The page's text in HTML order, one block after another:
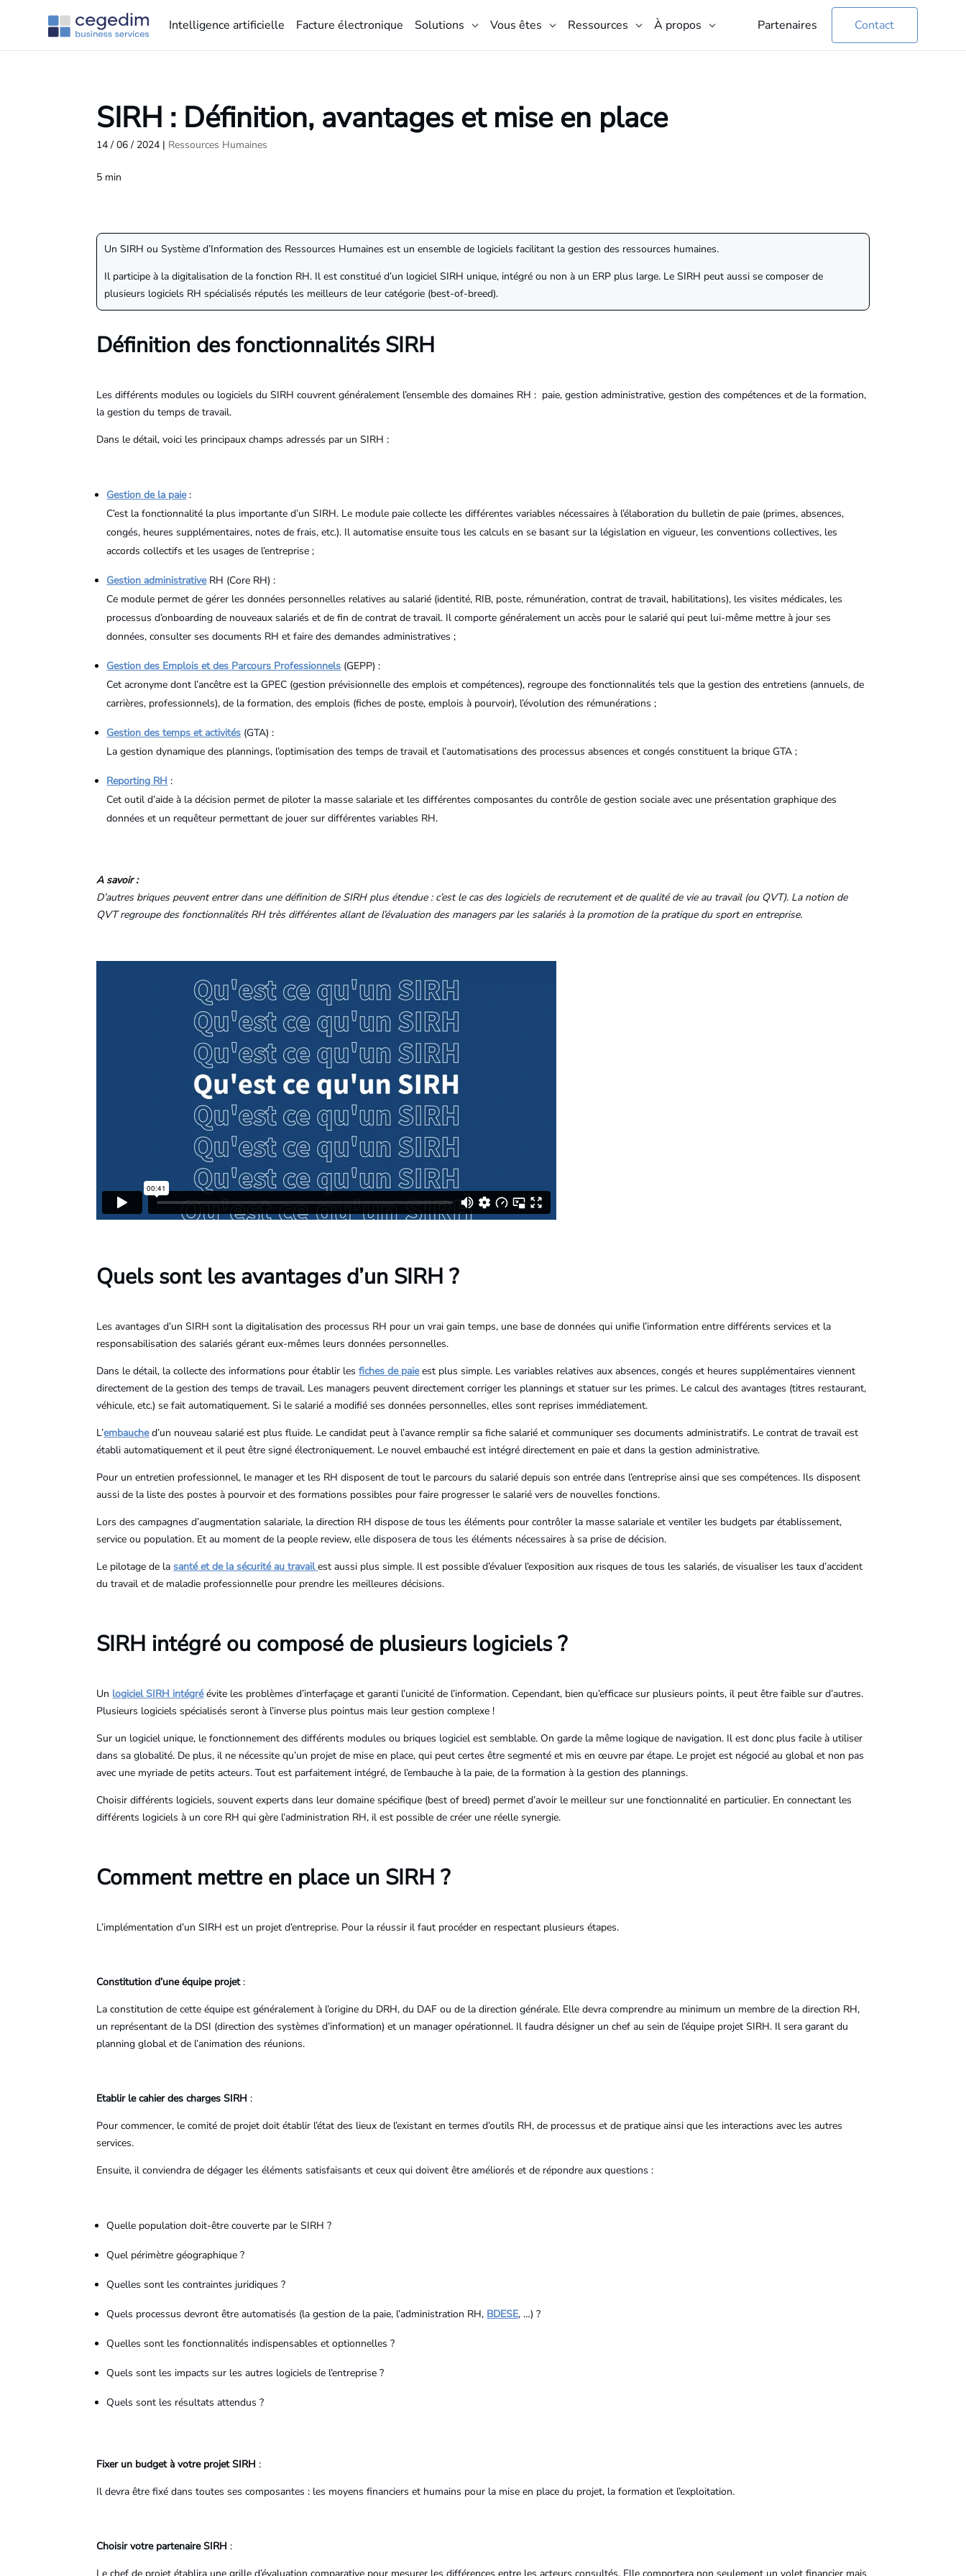
Intelligence artificielle Facture électronique Solutions Vous êtes Ressources À propos Partenaires Contact
SIRH : Définition, avantages et mise en place
14 / 06 / 2024 | Ressources Humaines
5 min
Un SIRH ou Système d’Information des Ressources Humaines est un ensemble de logiciels facilitant la gestion des ressources humaines.
Il participe à la digitalisation de la fonction RH. Il est constitué d’un logiciel SIRH unique, intégré ou non à un ERP plus large. Le SIRH peut aussi se composer de
plusieurs logiciels RH spécialisés réputés les meilleurs de leur catégorie (best-of-breed).
Définition des fonctionnalités SIRH
Les différents modules ou logiciels du SIRH couvrent généralement l’ensemble des domaines RH : paie, gestion administrative, gestion des compétences et de la formation,
la gestion du temps de travail.
Dans le détail, voici les principaux champs adressés par un SIRH :
Gestion de la paie :
C’est la fonctionnalité la plus importante d’un SIRH. Le module paie collecte les différentes variables nécessaires à l’élaboration du bulletin de paie (primes, absences,
congés, heures supplémentaires, notes de frais, etc.). Il automatise ensuite tous les calculs en se basant sur la législation en vigueur, les conventions collectives, les
accords collectifs et les usages de l’entreprise ;
Gestion administrativeRH (Core RH) :
Ce module permet de gérer les données personnelles relatives au salarié (identité, RIB, poste, rémunération, contrat de travail, habilitations), les visites médicales, les
processus d’onboarding de nouveaux salariés et de fin de contrat de travail. Il comporte généralement un accès pour le salarié qui peut lui-même mettre à jour ses
données, consulter ses documents RH et faire des demandes administratives ;
Gestion des Emplois et des Parcours Professionnels (GEPP) :
Cet acronyme dont l’ancêtre est la GPEC (gestion prévisionnelle des emplois et compétences), regroupe des fonctionnalités tels que la gestion des entretiens (annuels, de
carrières, professionnels), de la formation, des emplois (fiches de poste, emplois à pourvoir), l’évolution des rémunérations ;
Gestion des temps et activités (GTA) :
La gestion dynamique des plannings, l’optimisation des temps de travail et l’automatisations des processus absences et congés constituent la brique GTA ;
Reporting RH :
Cet outil d’aide à la décision permet de piloter la masse salariale et les différentes composantes du contrôle de gestion sociale avec une présentation graphique des
données et un requêteur permettant de jouer sur différentes variables RH.
A savoir :
D’autres briques peuvent entrer dans une définition de SIRH plus étendue : c’est le cas des logiciels de recrutement et de qualité de vie au travail (ou QVT). La notion de
QVT regroupe des fonctionnalités RH très différentes allant de l’évaluation des managers par les salariés à la promotion de la pratique du sport en entreprise.
Quels sont les avantages d’un SIRH ?
Les avantages d’un SIRH sont la digitalisation des processus RH pour un vrai gain temps, une base de données qui unifie l’information entre différents services et la
responsabilisation des salariés gérant eux-mêmes leurs données personnelles.
Dans le détail, la collecte des informations pour établir lesfiches de paieest plus simple. Les variables relatives aux absences, congés et heures supplémentaires viennent
directement de la gestion des temps de travail. Les managers peuvent directement corriger les plannings et statuer sur les primes. Le calcul des avantages (titres restaurant,
véhicule, etc.) se fait automatiquement. Si le salarié a modifié ses données personnelles, elles sont reprises immédiatement.
L’embauched’un nouveau salarié est plus fluide. Le candidat peut à l’avance remplir sa fiche salarié et communiquer ses documents administratifs. Le contrat de travail est
établi automatiquement et il peut être signé électroniquement. Le nouvel embauché est intégré directement en paie et dans la gestion administrative.
Pour un entretien professionnel, le manager et les RH disposent de tout le parcours du salarié depuis son entrée dans l’entreprise ainsi que ses compétences. Ils disposent
aussi de la liste des postes à pourvoir et des formations possibles pour faire progresser le salarié vers de nouvelles fonctions.
Lors des campagnes d’augmentation salariale, la direction RH dispose de tous les éléments pour contrôler la masse salariale et ventiler les budgets par établissement,
service ou population. Et au moment de la people review, elle disposera de tous les éléments nécessaires à sa prise de décision.
Le pilotage de lasanté et de la sécurité au travailest aussi plus simple. Il est possible d’évaluer l’exposition aux risques de tous les salariés, de visualiser les taux d’accident
du travail et de maladie professionnelle pour prendre les meilleures décisions.
SIRH intégré ou composé de plusieurs logiciels ?
Un logiciel SIRH intégréévite les problèmes d’interfaçage et garanti l’unicité de l’information. Cependant, bien qu’efficace sur plusieurs points, il peut être faible sur d’autres.
Plusieurs logiciels spécialisés seront à l’inverse plus pointus mais leur gestion complexe !
Sur un logiciel unique, le fonctionnement des différents modules ou briques logiciel est semblable. On garde la même logique de navigation. Il est donc plus facile à utiliser
dans sa globalité. De plus, il ne nécessite qu’un projet de mise en place, qui peut certes être segmenté et mis en œuvre par étape. Le projet est négocié au global et non pas
avec une myriade de petits acteurs. Tout est parfaitement intégré, de l’embauche à la paie, de la formation à la gestion des plannings.
Choisir différents logiciels, souvent experts dans leur domaine spécifique (best of breed) permet d’avoir le meilleur sur une fonctionnalité en particulier. En connectant les
différents logiciels à un core RH qui gère l’administration RH, il est possible de créer une réelle synergie.
Comment mettre en place un SIRH ?
L’implémentation d’un SIRH est un projet d’entreprise. Pour la réussir il faut procéder en respectant plusieurs étapes.
Constitution d’une équipe projet:
La constitution de cette équipe est généralement à l’origine du DRH, du DAF ou de la direction générale. Elle devra comprendre au minimum un membre de la direction RH,
un représentant de la DSI (direction des systèmes d’information) et un manager opérationnel. Il faudra désigner un chef au sein de l’équipe projet SIRH. Il sera garant du
planning global et de l’animation des réunions.
Etablir le cahier des charges SIRH :
Pour commencer, le comité de projet doit établir l’état des lieux de l’existant en termes d’outils RH, de processus et de pratique ainsi que les interactions avec les autres
services.
Ensuite, il conviendra de dégager les éléments satisfaisants et ceux qui doivent être améliorés et de répondre aux questions :
Quelle population doit-être couverte par le SIRH ?
Quel périmètre géographique ?
Quelles sont les contraintes juridiques ?
Quels processus devront être automatisés (la gestion de la paie, l’administration RH, BDESE, …) ?
Quelles sont les fonctionnalités indispensables et optionnelles ?
Quels sont les impacts sur les autres logiciels de l’entreprise ?
Quels sont les résultats attendus ?
Fixer un budget à votre projet SIRH :
Il devra être fixé dans toutes ses composantes : les moyens financiers et humains pour la mise en place du projet, la formation et l’exploitation.
Choisir votre partenaire SIRH: